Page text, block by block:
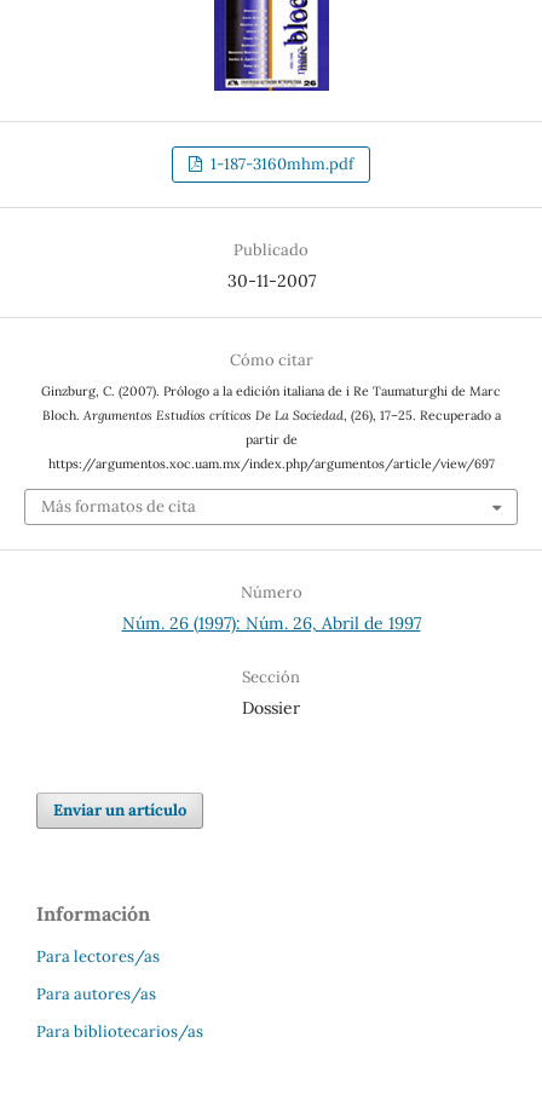
1-187-3160mhm.pdf
Publicado
30-11-2007
Cómo citar
Ginzburg, C. (2007). Prólogo a la edición italiana de i Re Taumaturghi de Marc
Bloch. Argumentos Estudios críticos De La Sociedad, (26), 17–25. Recuperado a
partir de
https://argumentos.xoc.uam.mx/index.php/argumentos/article/view/697
Más formatos de cita
Número
Núm. 26 (1997): Núm. 26, Abril de 1997
Sección
Dossier
Enviar un artículo
Información
Para lectores/as
Para autores/as
Para bibliotecarios/as